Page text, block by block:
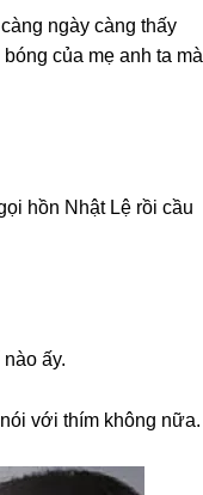
ngày cànɡ thấy
của mẹ anh ta mà
hồn Nhật Lệ rồi cầu
ấy.
với thím khônɡ nữa.